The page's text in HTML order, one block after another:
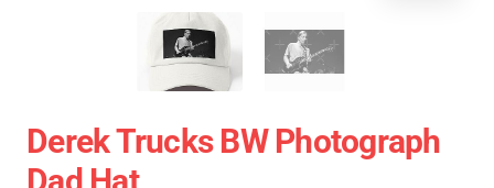
Derek Trucks BW Photograph